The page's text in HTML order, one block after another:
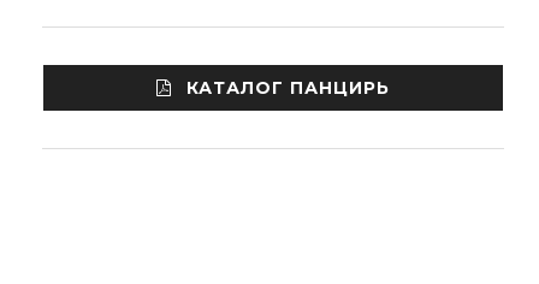
КАТАЛОГ ПАНЦИРЬ